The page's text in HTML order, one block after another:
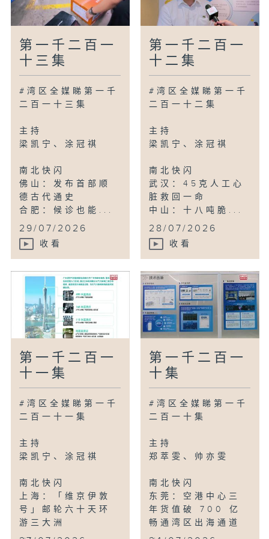
第一千二百一
十三集
#湾区全媒睇第一千
二百一十三集
主持
梁凯宁、涂冠祺
南北快闪
佛山：发布首部顺
德古代通史
合肥：候诊也能...
29/07/2026
收看
第一千二百一
十二集
#湾区全媒睇第一千
二百一十二集
主持
梁凯宁、涂冠祺
南北快闪
武汉：45克人工心
脏救回一命
中山：十八吨脆...
28/07/2026
收看
第一千二百一
十一集
#湾区全媒睇第一千
二百一十一集
主持
梁凯宁、涂冠祺
南北快闪
上海：「维京伊敦
号」邮轮六十天环
游三大洲
...
第一千二百一
十集
#湾区全媒睇第一千
二百一十集
主持
郑萃雯、帅亦雯
南北快闪
东莞：空港中心三
年货值破 700 亿
畅通湾区出海通道
...